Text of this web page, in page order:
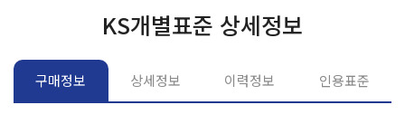
KS개별표준 상세정보
구매정보 상세정보 이력정보 인용표준